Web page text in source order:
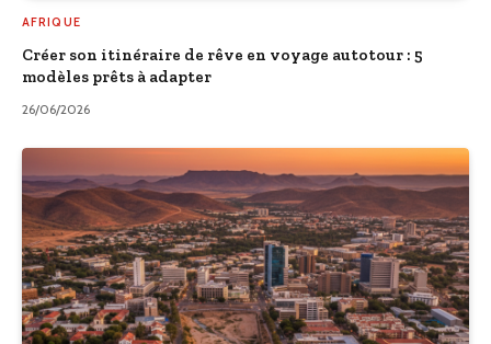
AFRIQUE
Créer son itinéraire de rêve en voyage autotour : 5
modèles prêts à adapter
26/06/2026